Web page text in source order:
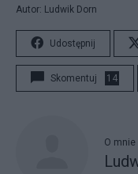
Autor: Ludwik Dorn
Udostępnij
Skomentuj 14
O mnie